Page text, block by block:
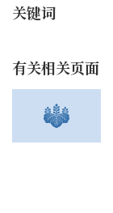
关键词
有关相关页面